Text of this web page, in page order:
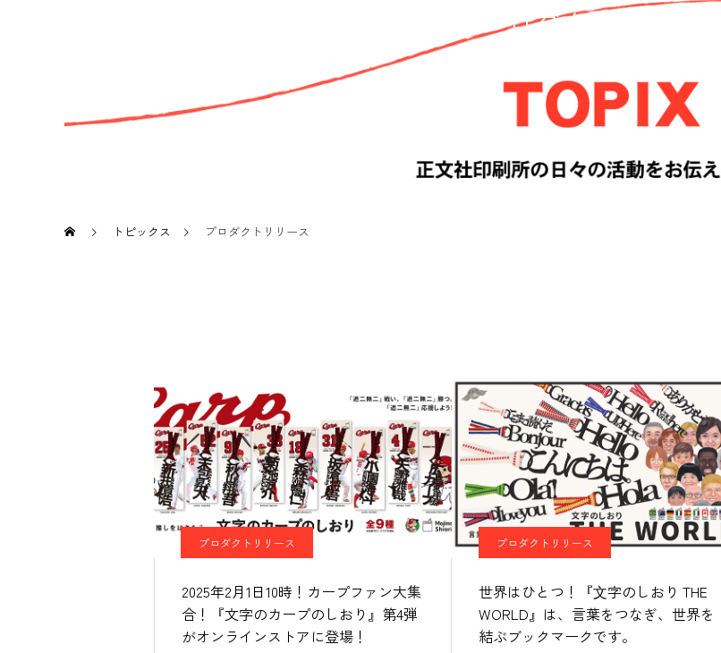
プロダクトリリース
トピックス プロダクトリリース
プロダクトリリース
2025年2月1日10時！カープファン大集
合！『文字のカープのしおり』第4弾
がオンラインストアに登場！
プロダクトリリース
世界はひとつ！『⽂字のしおり THE
WORLD』は、言葉をつなぎ、世界を
結ぶブックマークです。